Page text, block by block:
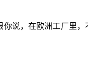
说，在欧洲工厂里，